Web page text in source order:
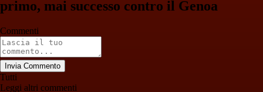
primo, mai successo contro il Genoa
Commenti
Invia Commento
Tutti
Leggi altri commenti